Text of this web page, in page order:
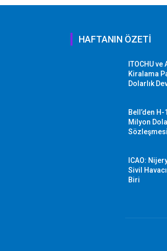
HAFTANIN ÖZETİ
ITOCHU
Kiralama
Dolarlık
Bell’den
Milyon
Sözleşmesi
ICAO:
Sivil
Biri